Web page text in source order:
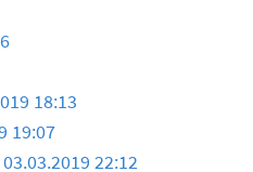
18:13
19:07
03.03.2019 22:12